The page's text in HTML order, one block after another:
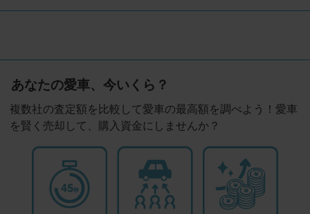
あなたの愛車、今いくら？
複数社の査定額を比較して愛車の最高額を調べよう！愛車
を賢く売却して、購入資金にしませんか？